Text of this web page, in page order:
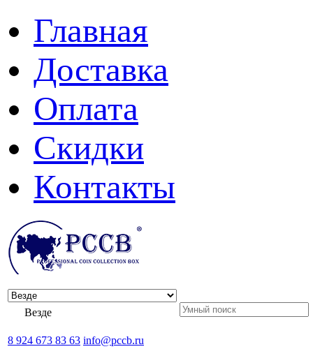
Главная
Доставка
Оплата
Скидки
Контакты
Везде
8 924 673 83 63 info@pccb.ru